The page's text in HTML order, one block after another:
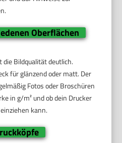
Oberflächen
die Bildqualität deutlich.
für glänzend oder matt. Der
Fotos oder Broschüren
in g/m² und ob dein Drucker
kann.